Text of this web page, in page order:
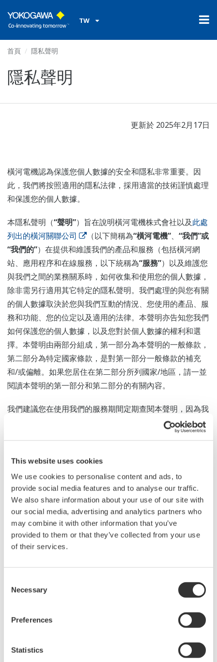
This website uses cookies
We use cookies to personalise content and ads, to
provide social media features and to analyse our traffic.
We also share information about your use of our site with
our social media, advertising and analytics partners who
may combine it with other information that you’ve
provided to them or that they’ve collected from your use
of their services.
Selection
Necessary
Preferences
Statistics
TW
首頁 隱私聲明
隱私聲明
更新於 2025年2月17日
橫河電機認為保護您個人數據的安全和隱私非常重要。因
此，我們將按照適用的隱私法律，採用適當的技術謹慎處理
和保護您的個人數據。
本隱私聲明（“聲明”）旨在說明橫河電機株式會社以及此處
列出的橫河關聯公司
（以下簡稱為“橫河電機”、 “我們”或
“我們的”）在提供和維護我們的產品和服務（包括橫河網
站、應用程序和在線服務，以下統稱為“服務”）以及維護您
與我們之間的業務關系時，如何收集和使用您的個人數據，
除非需另行適用其它特定的隱私聲明。我們處理的與您有關
的個人數據取決於您與我們互動的情況、您使用的產品、服
務和功能、您的位定以及適用的法律。本聲明亦告知您我們
如何保護您的個人數據，以及您對於個人數據的權利和選
擇。本聲明由兩部分組成，第一部分為本聲明的一般條款，
第二部分為特定國家條款，是對第一部分一般條款的補充
和/或偏離。如果您居住在第二部分所列國家/地區，請一並
閱讀本聲明的第一部分和第二部分的有關內容。
我們建議您在使用我們的服務期間定期查閱本聲明，因為我
們可能需要不時修改本聲明。在適用法律要求的範圍內，我
們會將本聲明的重大變更告知您並征得您的同意。
本聲明將向您提供以下信息：
第一部分 一般條款
2. 我們如何收集個人數據